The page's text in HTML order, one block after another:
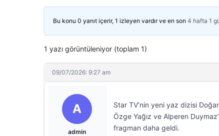
Bu konu 0 yanıt içerir, 1 izleyen vardır ve en son 4 hafta 1
1 yazı görüntüleniyor (toplam 1)
09/07/2026: 9:27 am
A
admin
Star TV’nin yeni yaz dizisi
Özge Yağız ve Alperen
fragman daha geldi.